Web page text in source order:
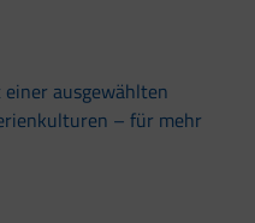
ausgewählten
– für mehr